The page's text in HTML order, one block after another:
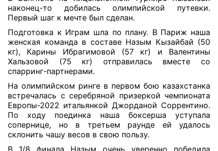
наконец-то добилась олимпийской путевки.
Первый шаг к мечте был сделан.
Подготовка к Играм шла по плану. В Париж наша
женская команда в составе Назым Кызайбай (50
кг), Карины Ибрагимовой (57 кг) и Валентины
Хальзовой (75 кг) отправилась вместе со
спарринг-партнерами.
На олимпийском ринге в первом бою казахстанка
встречалась с серебряной призеркой чемпионата
Европы-2022 итальянкой Джорданой Соррентино.
По ходу поединка наша боксерша уступала
сопернице, но в третьем раунде ей удалось
склонить чашу весов в свою пользу.
В 1/8 финала Назым очень уверенно победила